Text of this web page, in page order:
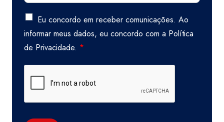
Eu concordo em receber comunicações. Ao
informar meus dados, eu concordo com a Política
de Privacidade. *